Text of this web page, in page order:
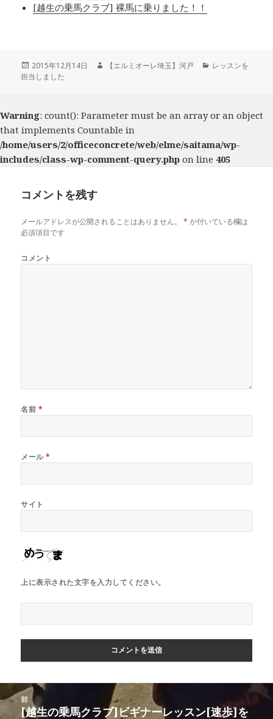
[越生の乗馬クラブ] 裸馬に乗りました！！
投
稿
2015年12月14日
作【エルミオーレ埼玉】河戸
カ
レッスンを
担当しました
Warning: count(): Parameter must be an array or an object
that implements Countable in
/home/users/2/officeconcrete/web/elme/saitama/wp-
includes/class-wp-comment-query.php on line 405
コメントを残す
メールアドレスが公開されることはありません。 * が付いている欄は
必須項目です
コメント
名前 *
メール*
サイト
上に表示された文字を入力してください。
投
稿
前
前
[越生の乗馬クラブ]ビギナーレッスン[速歩]を